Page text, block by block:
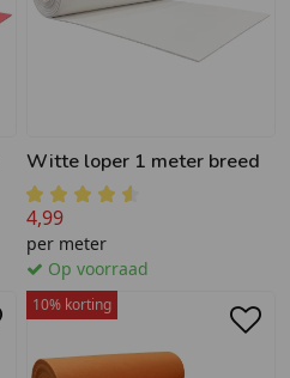
Witte loper 1 meter breed
4,99
per meter
Op voorraad
10% korting